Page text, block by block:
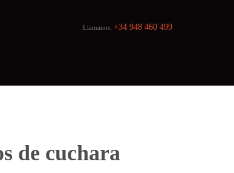
Llamanos: +34 948 460 499
de cuchara